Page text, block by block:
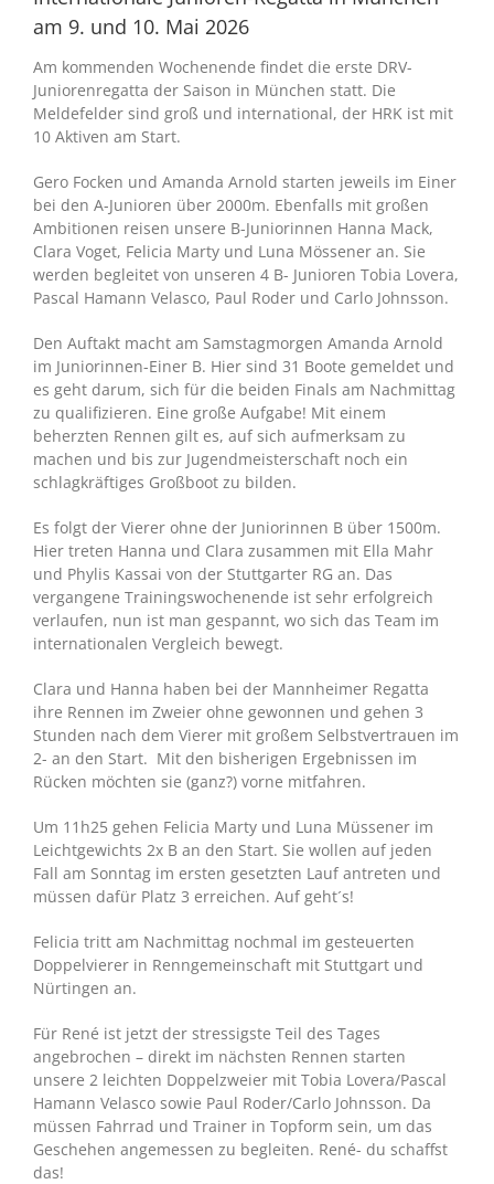
am 9. und 10. Mai 2026
Am kommenden Wochenende findet die erste DRV-
Juniorenregatta der Saison in München statt. Die
Meldefelder sind groß und international, der HRK ist mit
10 Aktiven am Start.
Gero Focken und Amanda Arnold starten jeweils im Einer
bei den A-Junioren über 2000m. Ebenfalls mit großen
Ambitionen reisen unsere B-Juniorinnen Hanna Mack,
Clara Voget, Felicia Marty und Luna Mössener an. Sie
werden begleitet von unseren 4 B- Junioren Tobia Lovera,
Pascal Hamann Velasco, Paul Roder und Carlo Johnsson.
Den Auftakt macht am Samstagmorgen Amanda Arnold
im Juniorinnen-Einer B. Hier sind 31 Boote gemeldet und
es geht darum, sich für die beiden Finals am Nachmittag
zu qualifizieren. Eine große Aufgabe! Mit einem
beherzten Rennen gilt es, auf sich aufmerksam zu
machen und bis zur Jugendmeisterschaft noch ein
schlagkräftiges Großboot zu bilden.
Es folgt der Vierer ohne der Juniorinnen B über 1500m.
Hier treten Hanna und Clara zusammen mit Ella Mahr
und Phylis Kassai von der Stuttgarter RG an. Das
vergangene Trainingswochenende ist sehr erfolgreich
verlaufen, nun ist man gespannt, wo sich das Team im
internationalen Vergleich bewegt.
Clara und Hanna haben bei der Mannheimer Regatta
ihre Rennen im Zweier ohne gewonnen und gehen 3
Stunden nach dem Vierer mit großem Selbstvertrauen im
2- an den Start. Mit den bisherigen Ergebnissen im
Rücken möchten sie (ganz?) vorne mitfahren.
Um 11h25 gehen Felicia Marty und Luna Müssener im
Leichtgewichts 2x B an den Start. Sie wollen auf jeden
Fall am Sonntag im ersten gesetzten Lauf antreten und
müssen dafür Platz 3 erreichen. Auf geht´s!
Felicia tritt am Nachmittag nochmal im gesteuerten
Doppelvierer in Renngemeinschaft mit Stuttgart und
Nürtingen an.
Für René ist jetzt der stressigste Teil des Tages
angebrochen – direkt im nächsten Rennen starten
unsere 2 leichten Doppelzweier mit Tobia Lovera/Pascal
Hamann Velasco sowie Paul Roder/Carlo Johnsson. Da
müssen Fahrrad und Trainer in Topform sein, um das
Geschehen angemessen zu begleiten. René- du schaffst
das!